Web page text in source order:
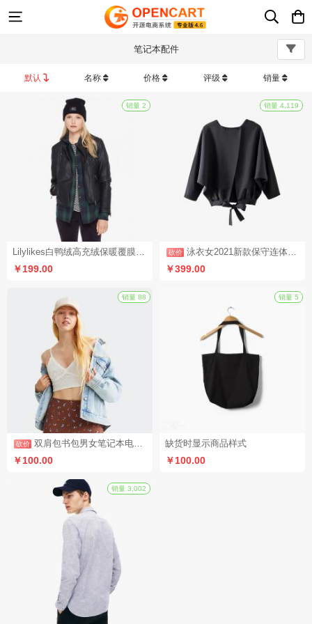
笔记本配件
默认 名称 价格 评级 销量
Lilylikes白鸭绒高充绒保暖覆膜工艺防风防水大廓形羽绒服冬季女（多规格）
￥199.00
砍价
泳衣女2021新款保守连体遮肚显瘦性感小胸聚拢加大码泡温泉游泳衣（砍价活动2）
￥399.00
双肩包书包男女笔记本电脑包时尚潮流旅行背包（砍价活动4）
￥100.00
缺货时显示商品样式
￥100.00